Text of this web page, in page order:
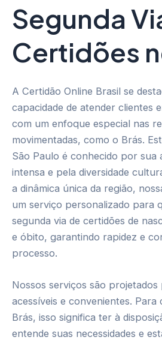
Segunda
Certidões
A Certidão Online Brasil se
capacidade de atender clientes
com um enfoque especial nas
movimentadas, como o Brás.
São Paulo é conhecido por sua
intensa e pela diversidade
a dinâmica única da região,
um serviço personalizado para
segunda via de certidões de
e óbito, garantindo rapidez e
processo.
Nossos serviços são projetados
acessíveis e convenientes. Para
Brás, isso significa ter à
entende suas necessidades e